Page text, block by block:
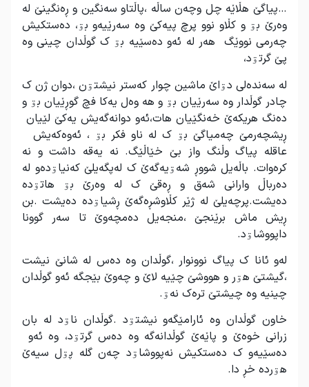
…پیاگێ هڵاێە چل وچەن ساڵە ،پاڵتاو سەنگین و ڕەنگینێ لە
وەرێ بۊ و کڵاو نوو پرچ پیەکێ وە سەرێیەو بۊ، دەستکیش
چەرمی نووێگ هەر لە ئەو دەسێیە بۊ ک گوڵدان چینی وە
پێ گرتۊد،
لە سەندەلی دۊاێ ماشین چوار کەستر نیشتۊن ،دوان ژن ک
چادر گوڵدار وە سەرێیان بۊ و هە وەل یەکا فچ گوڕێیان بۊ و
دەنگ هریکەێ خەنگێیان هات،ئەو دوانەگەیش یەکێ لێیان
ڕیشچەرمێ چەمیاگێ بۊ ک لە ناو فکر بۊ ، ئەوەکەیش
عاقلە پیاگ وڵنگ واز بێ خێاڵێگ. نە یەقە داشت و نە
کرەوات. باڵەیل شووڕ شەۊیەگەێ ک لەپگەیلێ کەنیاۊدەو لە
دەرباڵ وارانی شەق و ڕەقێ ک لە وەرێ بۊ هاتۊدە
دەیشت.پرچەیلێ لە ژێر کڵاوشڕەگەێ ڕشیاۊدە دەیشت .بن
ڕیش ماش برێنجێ ،منجەیل دەمچەوێ تا سەر گوونا
داپووشاۊد.
لەو ئانا ک پیاگ نوونوار ،گوڵدان وە دەس لە شانێ نیشت
،گیشتێ هۊر و هووشێ چێیە لاێ و چەوێ بێجگە ئەو گوڵدان
چینیە وە چیشتێ ترەک نەۊ.
خاون گوڵدان وە ئارامێگەو نیشتۊد .گوڵدان ناۊد لە بان
زرانی خوەێ و پاێەێ گوڵدانەگە وە دەس گرتۊد، وە ئەو
دەسێیەو ک دەستکیش نەپووشاۊد چەن گلە پۊل سیەێ
هۊردە خڕ دا.